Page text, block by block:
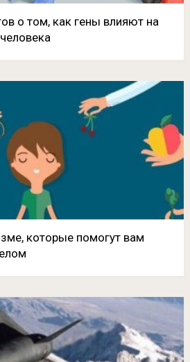
о том, как гены влияют на
которые помогут вам